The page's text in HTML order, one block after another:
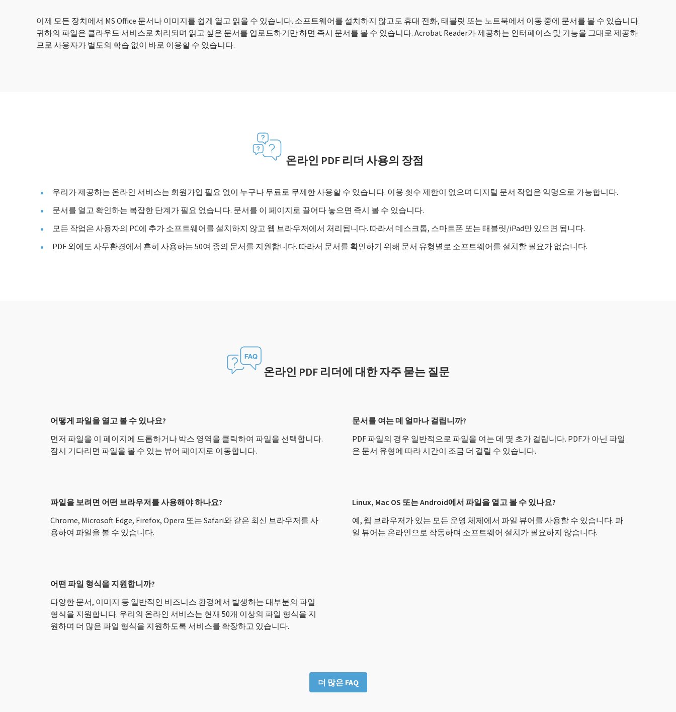
이제 모든 장치에서 MS Office 문서나 이미지를 쉽게 열고 읽을 수 있습니다. 소프트웨어를 설치하지 않고도 휴대 전화, 태블릿 또는 노트북에서 이동 중에 문서를 볼 수 있습니다.
귀하의 파일은 클라우드 서비스로 처리되며 읽고 싶은 문서를 업로드하기만 하면 즉시 문서를 볼 수 있습니다. Acrobat Reader가 제공하는 인터페이스 및 기능을 그대로 제공하
므로 사용자가 별도의 학습 없이 바로 이용할 수 있습니다.
온라인 PDF 리더 사용의 장점
우리가 제공하는 온라인 서비스는 회원가입 필요 없이 누구나 무료로 무제한 사용할 수 있습니다. 이용 횟수 제한이 없으며 디지털 문서 작업은 익명으로 가능합니다.
문서를 열고 확인하는 복잡한 단계가 필요 없습니다. 문서를 이 페이지로 끌어다 놓으면 즉시 볼 수 있습니다.
모든 작업은 사용자의 PC에 추가 소프트웨어를 설치하지 않고 웹 브라우저에서 처리됩니다. 따라서 데스크톱, 스마트폰 또는 태블릿/iPad만 있으면 됩니다.
PDF 외에도 사무환경에서 흔히 사용하는 50여 종의 문서를 지원합니다. 따라서 문서를 확인하기 위해 문서 유형별로 소프트웨어를 설치할 필요가 없습니다.
온라인 PDF 리더에 대한 자주 묻는 질문
어떻게 파일을 열고 볼 수 있나요?
먼저 파일을 이 페이지에 드롭하거나 박스 영역을 클릭하여 파일을 선택합니다.
잠시 기다리면 파일을 볼 수 있는 뷰어 페이지로 이동합니다.
문서를 여는 데 얼마나 걸립니까?
PDF 파일의 경우 일반적으로 파일을 여는 데 몇 초가 걸립니다. PDF가 아닌 파일
은 문서 유형에 따라 시간이 조금 더 걸릴 수 있습니다.
파일을 보려면 어떤 브라우저를 사용해야 하나요?
Chrome, Microsoft Edge, Firefox, Opera 또는 Safari와 같은 최신 브라우저를 사
용하여 파일을 볼 수 있습니다.
Linux, Mac OS 또는 Android에서 파일을 열고 볼 수 있나요?
예, 웹 브라우저가 있는 모든 운영 체제에서 파일 뷰어를 사용할 수 있습니다. 파
일 뷰어는 온라인으로 작동하며 소프트웨어 설치가 필요하지 않습니다.
어떤 파일 형식을 지원합니까?
다양한 문서, 이미지 등 일반적인 비즈니스 환경에서 발생하는 대부분의 파일
형식을 지원합니다. 우리의 온라인 서비스는 현재 50개 이상의 파일 형식을 지
원하며 더 많은 파일 형식을 지원하도록 서비스를 확장하고 있습니다.
더 많은 FAQ